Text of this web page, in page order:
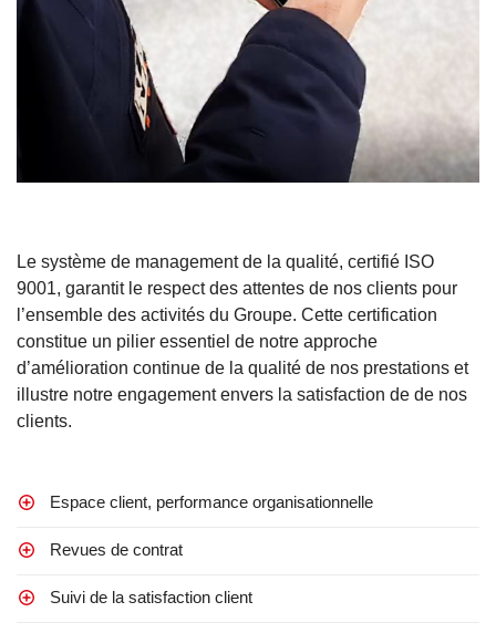
Le système de management de la qualité, certifié ISO
9001, garantit le respect des attentes de nos clients pour
l’ensemble des activités du Groupe. Cette certification
constitue un pilier essentiel de notre approche
d’amélioration continue de la qualité de nos prestations et
illustre notre engagement envers la satisfaction de de nos
clients.
Espace client, performance organisationnelle
Revues de contrat
Suivi de la satisfaction client